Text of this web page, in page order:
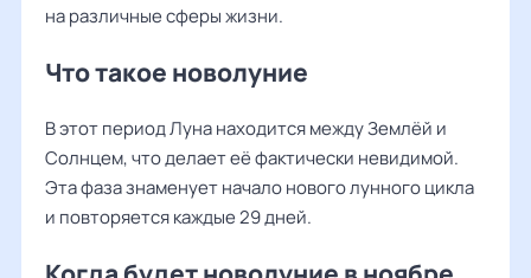
на различные сферы жизни.
Что такое новолуние
В этот период Луна находится между Землёй и
Солнцем, что делает её фактически невидимой.
Эта фаза знаменует начало нового лунного цикла
и повторяется каждые 29 дней.